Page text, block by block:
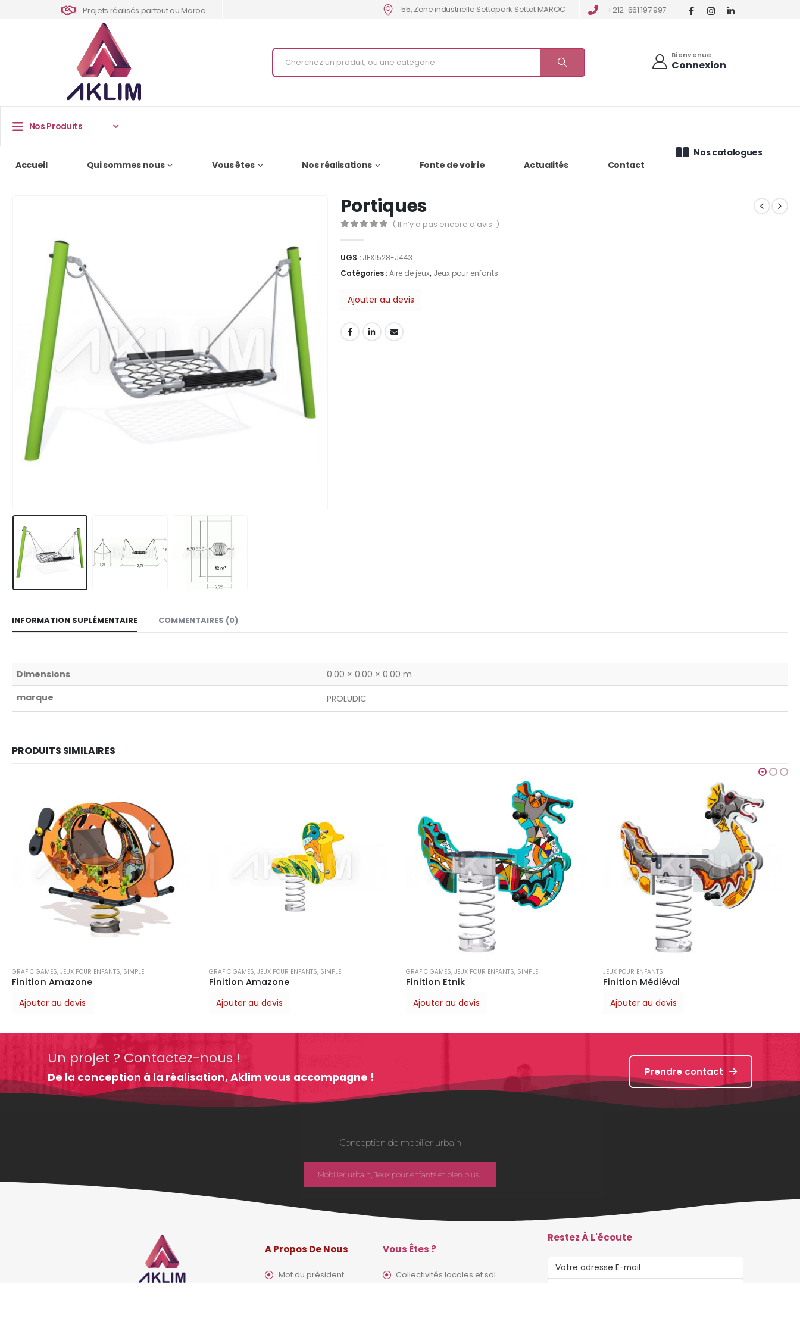
Projets réalisés partout au Maroc 55, Zone industrielle Settapark Settat MAROC +212-661 197 997
Bienvenue
Connexion
Nos Produits
Accueil Qui sommes nous Vous êtes Nos réalisations Fonte de voirie Actualités Contact
Nos catalogues
Portiques
( Il n’y a pas encore d’avis. )
UGS : JEX1528-J443
Catégories :Aire de jeux, Jeux pour enfants
Ajouter au devis
INFORMATION SUPLÉMENTAIRE COMMENTAIRES (0)
Dimensions
0.00 × 0.00 × 0.00 m
marque
PROLUDIC
PRODUITS SIMILAIRES
GRAFIC GAMES,JEUX POUR ENFANTS,SIMPLE
Finition Amazone
Ajouter au devis
GRAFIC GAMES,JEUX POUR ENFANTS,SIMPLE
Finition Etnik
Ajouter au devis
JEUX POUR ENFANTS
Finition Médiéval
Ajouter au devis
GRAFIC GAMES JEUX POUR ENFANTS, SIMPLE
Finition Amazone
Ajouter au devis
Un projet ? Contactez-nous !
De la conception à la réalisation, Aklim vous accompagne ! Prendre contact
Conception de mobilier urbain
Mobilier urbain, Jeux pour enfants et bien plus...
A Propos De Nous
Mot du président
Vous Êtes ?
Collectivités locales et sdl
Restez À L'écoute